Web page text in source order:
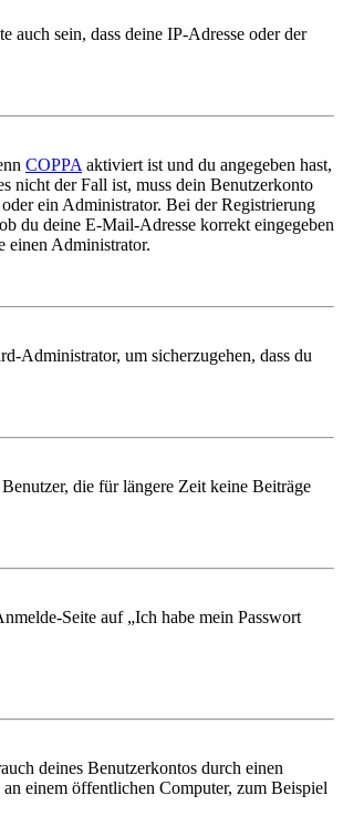
auch sein, dass deine IP-Adresse oder der
COPPA aktiviert ist und du angegeben hast,
nicht der Fall ist, muss dein Benutzerkonto
ein Administrator. Bei der Registrierung
du deine E-Mail-Adresse korrekt eingegeben
einen Administrator.
Administrator, um sicherzugehen, dass du
die für längere Zeit keine Beiträge
Seite auf „Ich habe mein Passwort
deines Benutzerkontos durch einen
einem öffentlichen Computer, zum Beispiel